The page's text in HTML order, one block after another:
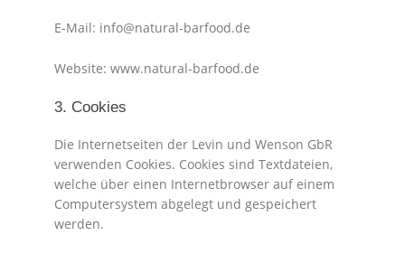
E-Mail: info@natural-barfood.de
Website: www.natural-barfood.de
3. Cookies
Die Internetseiten der Levin und Wenson GbR
verwenden Cookies. Cookies sind Textdateien,
welche über einen Internetbrowser auf einem
Computersystem abgelegt und gespeichert
werden.